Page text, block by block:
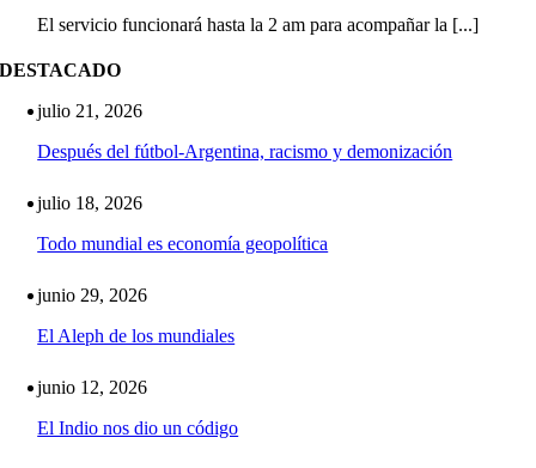
El servicio funcionará hasta la 2 am para acompañar la [...]
DESTACADO
julio 21, 2026
Después del fútbol-Argentina, racismo y demonización
julio 18, 2026
Todo mundial es economía geopolítica
junio 29, 2026
El Aleph de los mundiales
junio 12, 2026
El Indio nos dio un código